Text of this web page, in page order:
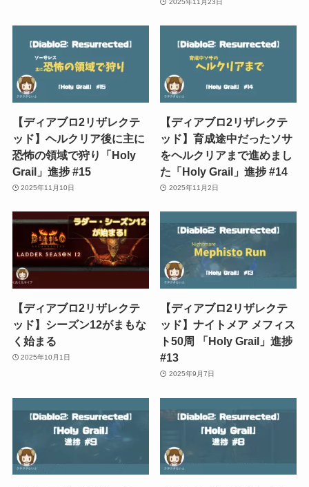
2025年11月23日
【ディアブロ2リザレクテ
ッド】ヘルクリア後に主に
恐怖の領域で狩り「Holy
Grail」進捗 #15
2025年11月10日
【ディアブロ2リザレクテ
ッド】育成途中だったソサ
をヘルクリアまで進めまし
た「Holy Grail」進捗 #14
2025年11月2日
【ディアブロ2リザレクテ
ッド】シーズン12がまもな
く始まる
2025年10月1日
【ディアブロ2リザレクテ
ッド】ナイトメア メフィス
ト50周 「Holy Grail」進捗
#13
2025年9月7日